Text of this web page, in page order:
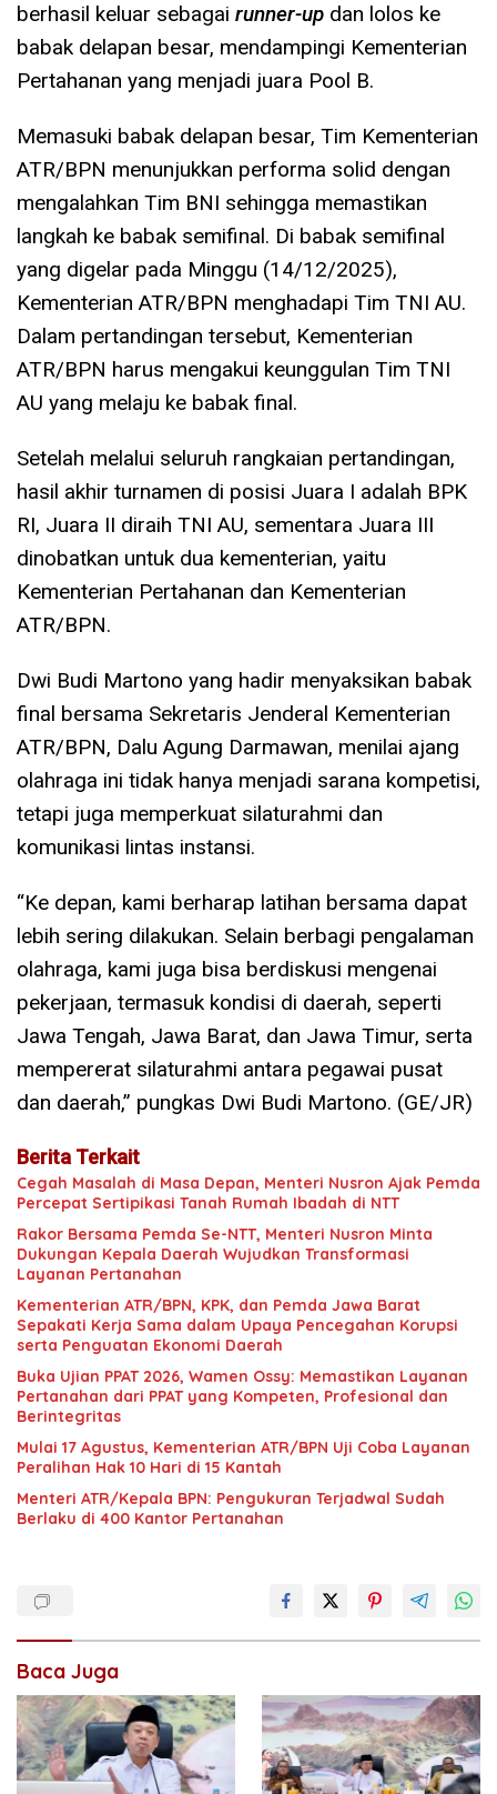
berhasil keluar sebagai runner-up dan lolos ke
babak delapan besar, mendampingi Kementerian
Pertahanan yang menjadi juara Pool B.
Memasuki babak delapan besar, Tim Kementerian
ATR/BPN menunjukkan performa solid dengan
mengalahkan Tim BNI sehingga memastikan
langkah ke babak semifinal. Di babak semifinal
yang digelar pada Minggu (14/12/2025),
Kementerian ATR/BPN menghadapi Tim TNI AU.
Dalam pertandingan tersebut, Kementerian
ATR/BPN harus mengakui keunggulan Tim TNI
AU yang melaju ke babak final.
Setelah melalui seluruh rangkaian pertandingan,
hasil akhir turnamen di posisi Juara I adalah BPK
RI, Juara II diraih TNI AU, sementara Juara III
dinobatkan untuk dua kementerian, yaitu
Kementerian Pertahanan dan Kementerian
ATR/BPN.
Dwi Budi Martono yang hadir menyaksikan babak
final bersama Sekretaris Jenderal Kementerian
ATR/BPN, Dalu Agung Darmawan, menilai ajang
olahraga ini tidak hanya menjadi sarana kompetisi,
tetapi juga memperkuat silaturahmi dan
komunikasi lintas instansi.
“Ke depan, kami berharap latihan bersama dapat
lebih sering dilakukan. Selain berbagi pengalaman
olahraga, kami juga bisa berdiskusi mengenai
pekerjaan, termasuk kondisi di daerah, seperti
Jawa Tengah, Jawa Barat, dan Jawa Timur, serta
mempererat silaturahmi antara pegawai pusat
dan daerah,” pungkas Dwi Budi Martono. (GE/JR)
Berita Terkait
Cegah Masalah di Masa Depan, Menteri Nusron Ajak Pemda
Percepat Sertipikasi Tanah Rumah Ibadah di NTT
Rakor Bersama Pemda Se-NTT, Menteri Nusron Minta
Dukungan Kepala Daerah Wujudkan Transformasi
Layanan Pertanahan
Kementerian ATR/BPN, KPK, dan Pemda Jawa Barat
Sepakati Kerja Sama dalam Upaya Pencegahan Korupsi
serta Penguatan Ekonomi Daerah
Buka Ujian PPAT 2026, Wamen Ossy: Memastikan Layanan
Pertanahan dari PPAT yang Kompeten, Profesional dan
Berintegritas
Mulai 17 Agustus, Kementerian ATR/BPN Uji Coba Layanan
Peralihan Hak 10 Hari di 15 Kantah
Menteri ATR/Kepala BPN: Pengukuran Terjadwal Sudah
Berlaku di 400 Kantor Pertanahan
Baca Juga